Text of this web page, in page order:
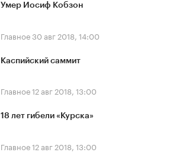
Умер Иосиф Кобзон
Главное30 авг 2018, 14:00
Каспийский саммит
Главное12 авг 2018, 13:00
18 лет гибели «Курска»
Главное12 авг 2018, 13:00